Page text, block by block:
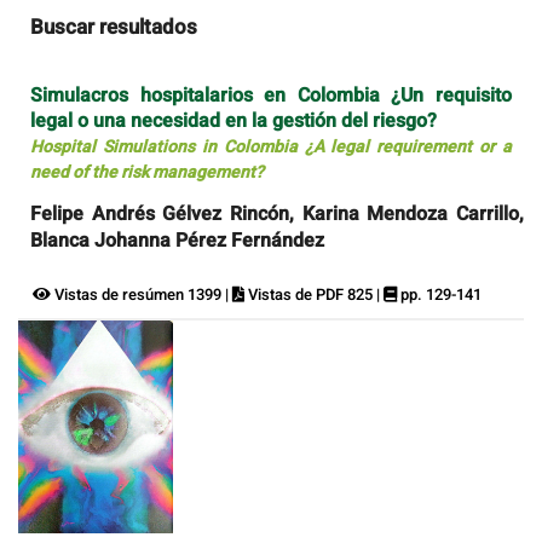
Buscar resultados
Simulacros hospitalarios en Colombia ¿Un requisito
legal o una necesidad en la gestión del riesgo?
Hospital Simulations in Colombia ¿A legal requirement or a
need of the risk management?
Felipe Andrés Gélvez Rincón, Karina Mendoza Carrillo,
Blanca Johanna Pérez Fernández
Vistas de resúmen 1399 | Vistas de PDF 825 | pp. 129-141